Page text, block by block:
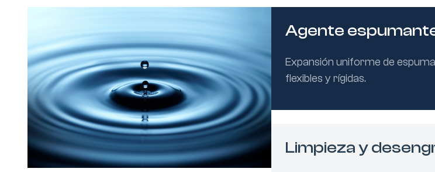
Agente
Expansión uniforme de
flexibles y rígidas.
Limpieza y